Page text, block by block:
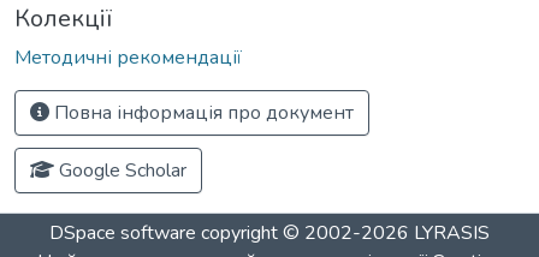
Колекції
Методичні рекомендації
Повна інформація про документ
Google Scholar
DSpace software copyright © 2002-2026 LYRASIS